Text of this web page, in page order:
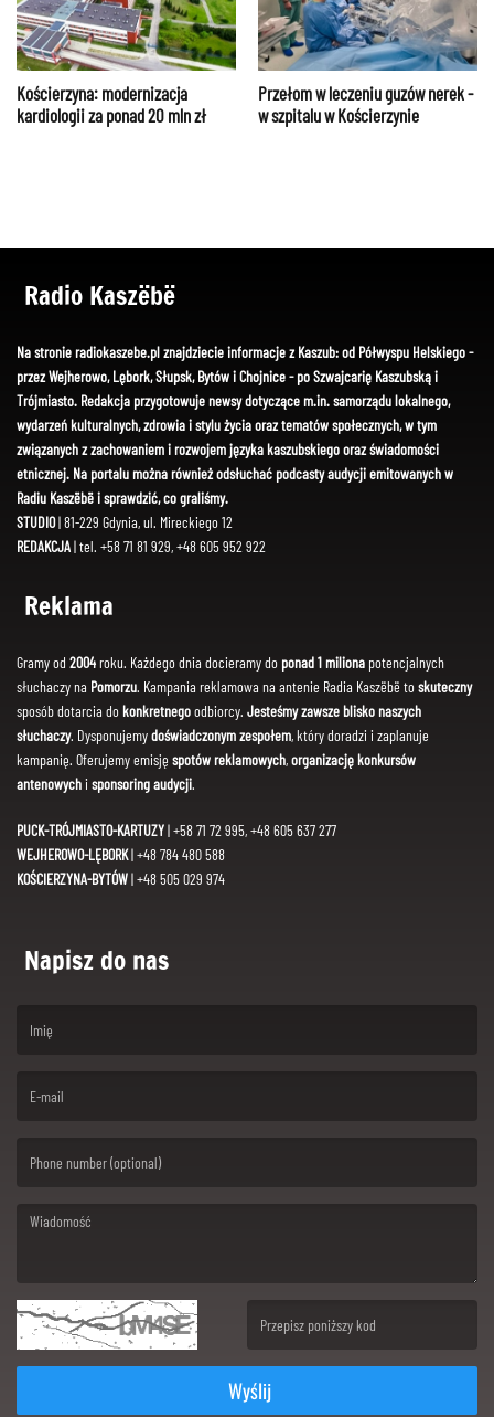
Kościerzyna: modernizacja
kardiologii za ponad 20 mln zł
Przełom w leczeniu guzów nerek -
w szpitalu w Kościerzynie
Radio Kaszëbë
Na stronie radiokaszebe.pl znajdziecie informacje z Kaszub: od Półwyspu Helskiego -
przez Wejherowo, Lębork, Słupsk, Bytów i Chojnice - po Szwajcarię Kaszubską i
Trójmiasto. Redakcja przygotowuje newsy dotyczące m.in. samorządu lokalnego,
wydarzeń kulturalnych, zdrowia i stylu życia oraz tematów społecznych, w tym
związanych z zachowaniem i rozwojem języka kaszubskiego oraz świadomości
etnicznej. Na portalu można również odsłuchać podcasty audycji emitowanych w
Radiu Kaszëbë i sprawdzić, co graliśmy.
STUDIO| 81-229 Gdynia, ul. Mireckiego 12
REDAKCJA| tel. +58 71 81 929, +48 605 952 922
Reklama
Gramy od 2004roku. Każdego dnia docieramy do ponad 1 miliona potencjalnych
słuchaczy na Pomorzu. Kampania reklamowa na antenie Radia Kaszëbë toskuteczny
sposób dotarcia dokonkretnegoodbiorcy. Jesteśmy zawsze blisko naszych
słuchaczy. Dysponujemydoświadczonym zespołem, który doradzi i zaplanuje
kampanię. Oferujemy emisję spotów reklamowych,organizację konkursów
antenowychi sponsoring audycji.
PUCK-TRÓJMIASTO-KARTUZY| +58 71 72 995, +48 605 637 277
WEJHEROWO-LĘBORK| +48 784 480 588
KOŚCIERZYNA-BYTÓW| +48 505 029 974
Napisz do nas
Wyślij